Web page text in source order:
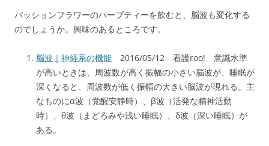
パッションフラワーのハーブティーを飲むと、脳波も変化する
のでしょうか。興味のあるところです。
脳波｜神経系の機能 2016/05/12 看護roo! 意識水準
が高いときは、周波数が高く振幅の小さい脳波が、睡眠が
深くなると、周波数が低く振幅の大きい脳波が現れる。主
なものにα波（覚醒安静時）、β波（活発な精神活動
時）、θ波（まどろみや浅い睡眠）、δ波（深い睡眠）が
ある。